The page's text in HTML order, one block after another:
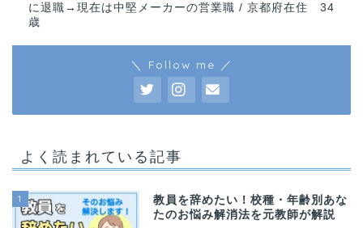
に退職→現在は中堅メーカーの営業職 / 京都府在住 34
歳
＼ Follow me ／
よく読まれている記事
1
教員を辞めたい！校種・年齢別あな
たのお悩み解消法を元教師が解説